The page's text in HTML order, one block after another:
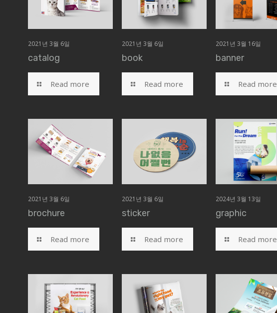
2021년 3월 6일
catalog
Read more
2021년 3월 6일
book
Read more
2021년 3월 16일
banner
Read more
2021년 3월 6일
brochure
Read more
2021년 3월 6일
sticker
Read more
2024년 3월 13일
graphic
Read more